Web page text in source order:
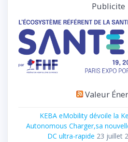
Publicite
Valeur
KEBA eMobility dévoile la
Autonomous Charger,sa
DC ultra-rapide 23 juillet